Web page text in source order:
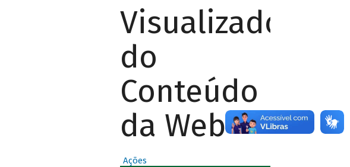
Visualizador
do
Conteúdo
da Web
Ações